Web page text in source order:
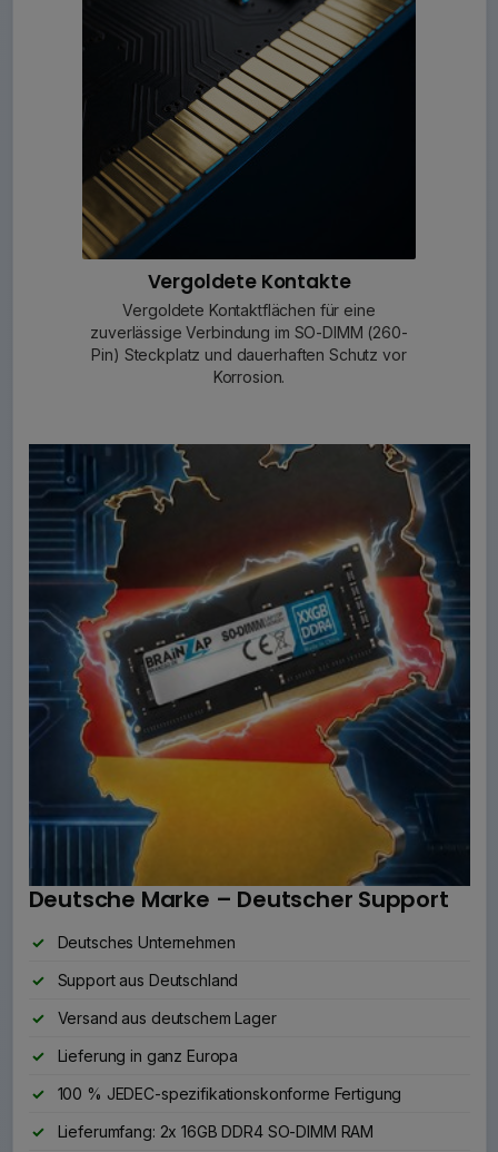
Vergoldete Kontakte
Vergoldete Kontaktflächen für eine
zuverlässige Verbindung im SO-DIMM (260-
Pin) Steckplatz und dauerhaften Schutz vor
Korrosion.
Deutsche Marke – Deutscher Support
Deutsches Unternehmen
Support aus Deutschland
Versand aus deutschem Lager
Lieferung in ganz Europa
100 % JEDEC-spezifikationskonforme Fertigung
Lieferumfang: 2x 16GB DDR4 SO-DIMM RAM